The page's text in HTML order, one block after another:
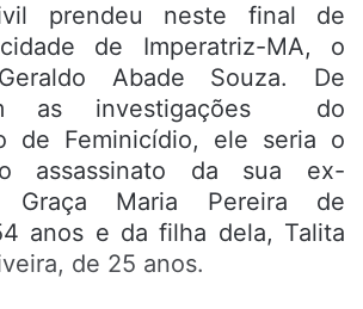
prendeu neste final de
de Imperatriz-MA, o
Abade Souza. De
as investigações do
de Feminicídio, ele seria o
assassinato da sua ex-
Graça Maria Pereira de
anos e da filha dela, Talita
de 25 anos.